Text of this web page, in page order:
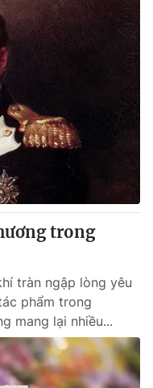
trong
tràn ngập lòng yêu
phẩm trong
mang lại nhiều...